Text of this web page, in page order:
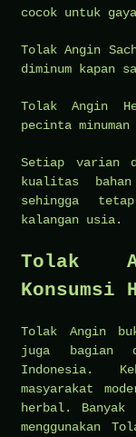
cocok untuk
Tolak Angin
diminum kapan
Tolak Angin
pecinta minuman
Setiap varian
kualitas
sehingga
kalangan usia.
Tolak
Tolak Angin
juga bagian
Indonesia.
masyarakat
herbal. Banyak
menggunakan